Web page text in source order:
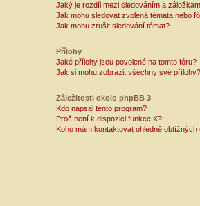
Jaký je rozdíl mezi sledováním a
Jak mohu sledovat zvolená témata nebo
Jak mohu zrušit sledování témat?
Přílohy
Jaké přílohy jsou povolené na tomto fóru?
Jak si mohu zobrazit všechny své přílohy?
Záležitosti okolo phpBB 3
Kdo napsal tento program?
Proč není k dispozici funkce X?
Koho mám kontaktovat ohledně